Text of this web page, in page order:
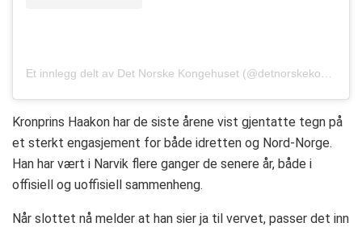
Kronprins Haakon har de siste årene vist gjentatte tegn på
et sterkt engasjement for både idretten og Nord-Norge.
Han har vært i Narvik flere ganger de senere år, både i
offisiell og uoffisiell sammenheng.
Når slottet nå melder at han sier ja til vervet, passer det inn